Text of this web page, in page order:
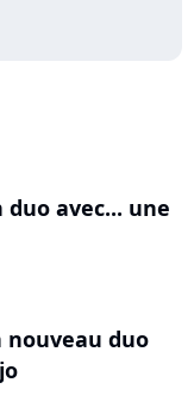
duo avec... une
nouveau duo